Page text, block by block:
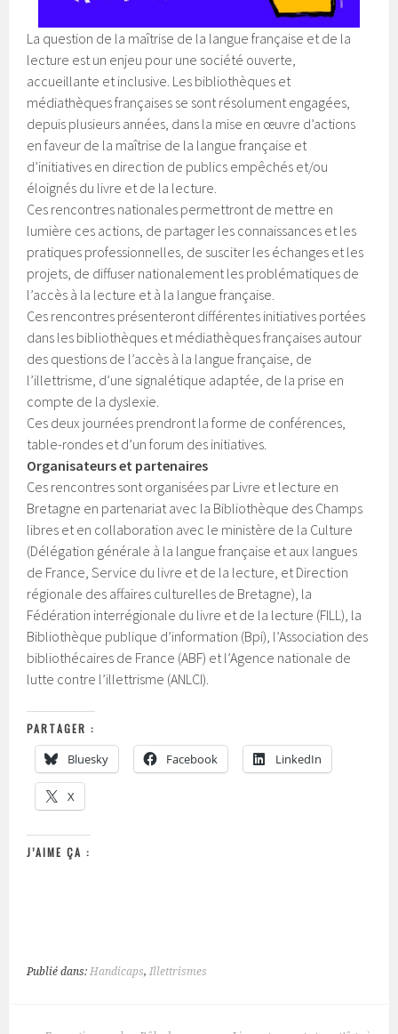
La question de la maîtrise de la langue française et de la
lecture est un enjeu pour une société ouverte,
accueillante et inclusive. Les bibliothèques et
médiathèques françaises se sont résolument engagées,
depuis plusieurs années, dans la mise en œuvre d’actions
en faveur de la maîtrise de la langue française et
d’initiatives en direction de publics empêchés et/ou
éloignés du livre et de la lecture.
Ces rencontres nationales permettront de mettre en
lumière ces actions, de partager les connaissances et les
pratiques professionnelles, de susciter les échanges et les
projets, de diffuser nationalement les problématiques de
l’accès à la lecture et à la langue française.
Ces rencontres présenteront différentes initiatives portées
dans les bibliothèques et médiathèques françaises autour
des questions de l’accès à la langue française, de
l’illettrisme, d’une signalétique adaptée, de la prise en
compte de la dyslexie.
Ces deux journées prendront la forme de conférences,
table-rondes et d’un forum des initiatives.
Organisateurs et partenaires
Ces rencontres sont organisées par Livre et lecture en
Bretagne en partenariat avec la Bibliothèque des Champs
libres et en collaboration avec le ministère de la Culture
(Délégation générale à la langue française et aux langues
de France, Service du livre et de la lecture, et Direction
régionale des affaires culturelles de Bretagne), la
Fédération interrégionale du livre et de la lecture (FILL), la
Bibliothèque publique d’information (Bpi), l’Association des
bibliothécaires de France (ABF) et l’Agence nationale de
lutte contre l’illettrisme (ANLCI).
PARTAGER :
Bluesky Facebook LinkedIn
X
J’AIME ÇA :
Publié dans:Handicaps,Illettrismes